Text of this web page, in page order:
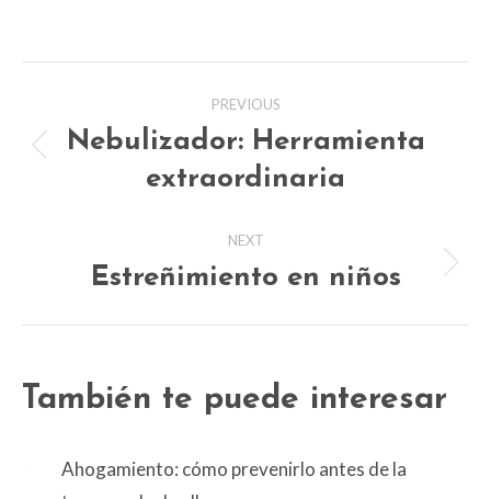
navigation
PREVIOUS
Previous
post:
Nebulizador: Herramienta
extraordinaria
NEXT
Next
Estreñimiento en niños
También te puede interesar
Ahogamiento: cómo prevenirlo antes de la